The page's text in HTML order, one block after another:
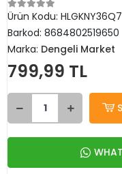
Ürün Kodu: HLGKNY36Q7
Barkod: 8684802519650
Marka: Dengeli Market
799,99 TL